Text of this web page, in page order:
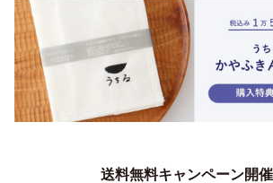
送料無料キャンペーン開催